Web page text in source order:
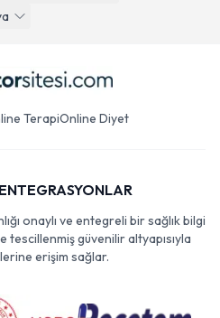
TerapiOnline Diyet
onaylı ve entegreli bir sağlık bilgi
güvenilir altyapısıyla
erişim sağlar.